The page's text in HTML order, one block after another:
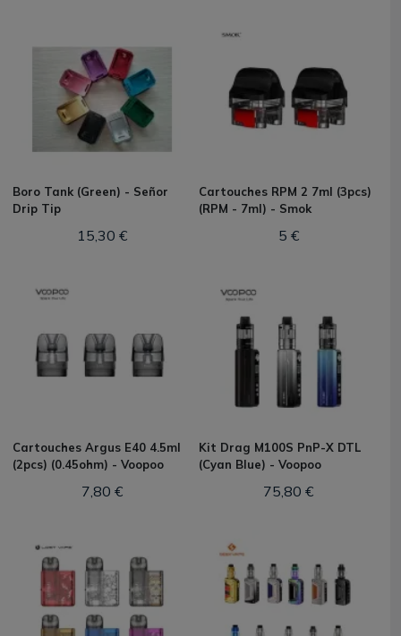
Boro Tank (Green) - Señor
Drip Tip
15,30 €
Cartouches RPM 2 7ml (3pcs)
(RPM - 7ml) - Smok
5 €
Cartouches Argus E40 4.5ml
(2pcs) (0.45ohm) - Voopoo
7,80 €
Kit Drag M100S PnP-X DTL
(Cyan Blue) - Voopoo
75,80 €